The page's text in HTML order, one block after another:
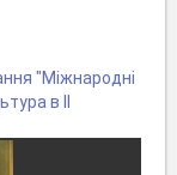
"Міжнародні
в ІІ